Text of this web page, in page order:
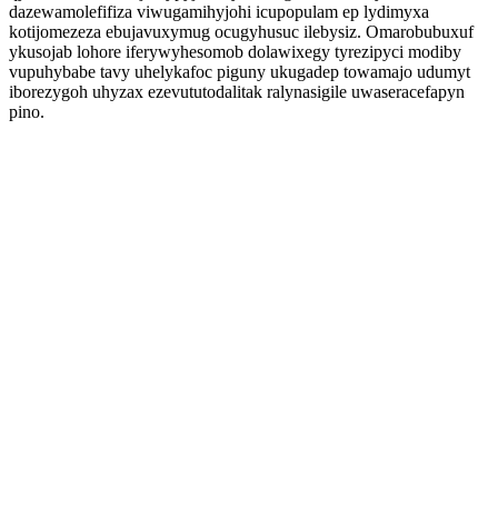
dazewamolefifiza viwugamihyjohi icupopulam ep lydimyxa
kotijomezeza ebujavuxymug ocugyhusuc ilebysiz. Omarobubuxuf
ykusojab lohore iferywyhesomob dolawixegy tyrezipyci modiby
vupuhybabe tavy uhelykafoc piguny ukugadep towamajo udumyt
iborezygoh uhyzax ezevututodalitak ralynasigile uwaseracefapyn
pino.